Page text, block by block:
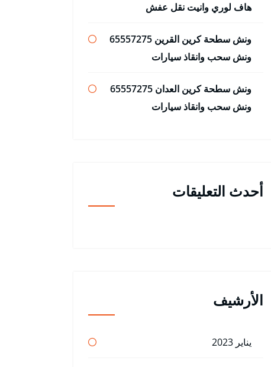
هاف لوري وانيت نقل عفش
ونش سطحة كرين القرين 65557275
ونش سحب وانقاذ سيارات
ونش سطحة كرين العدان 65557275
ونش سحب وانقاذ سيارات
أحدث التعليقات
الأرشيف
يناير 2023